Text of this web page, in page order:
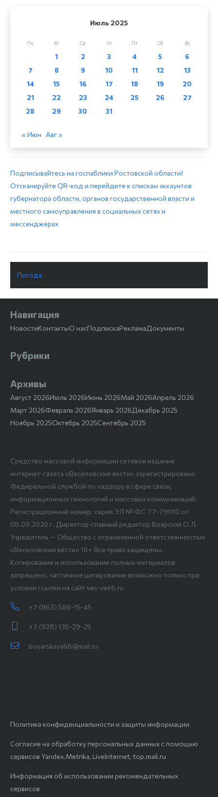
Июль 2025
Пн Вт Ср Чт Пт Сб Вс
1 2 3 4 5
6
7
8 9 10 11 12
13
14
15 16 17 18 19
20
21
22 23 24 25 26
27
28
29 30 31
« Июн Авг »
Подписывайтесь на госпаблики Ростовской области!
Отсканируйте QR-код и перейдите к спискам аккаунтов
губернатора области, органов государственной власти и
местного самоуправления в социальных сетях и
мессенджерах
Погода
Навигация
НовостиКонтактыО насПодпискаРекламаДокументы
Рубрики
Архивы
Август 2026Июль 2026Июнь 2026Май 2026Апрель 2026
Март 2026Февраль 2026Январь 2026Декабрь 2025
Ноябрь 2025Октябрь 2025Сентябрь 2025
Средство массовой информации сетевое издание
интернет-газета «Веселовские вести» зарегистрировано
Федеральной службой по надзору в сфере связи,
информационных технологий и массовых коммуникаций.
Регистрационный номер: серия ЭЛ № ФС 77-79010 от
08.09.2020 г. Директор-главный редактор Боярская О.Л.
Учредитель — Общество с ограниченной ответственностью
«Веселовские вести» 16+ Все права защищены.
Копирование и использование полных материалов
запрещено, частичное цитирование возможно только при
условии ссылки на сайт ves-vesti.ru
+7 (863) 586-15-45
+7 (928) 135-29-25
boyarskaya66@mail.ru
Политика конфиденциальности и защиты информации
Согласие на обработку персональных данных с помощью
сервисов Yandex.Metrika, LiveInternet, top.mail.ru
Информация об использовании рекомендательных
сервисов